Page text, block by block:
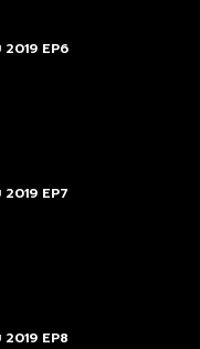
EP6
EP7
EP8